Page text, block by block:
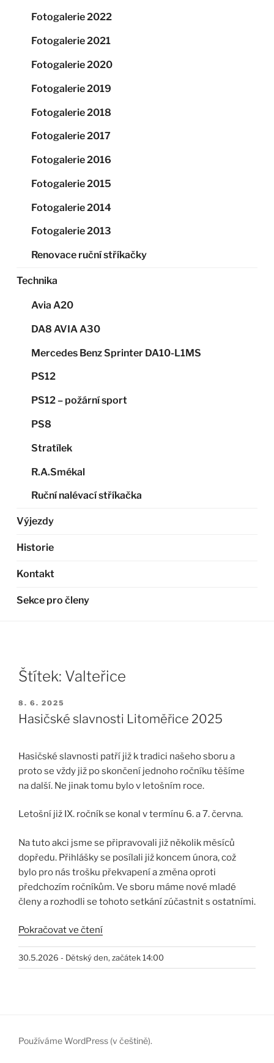
Fotogalerie 2022
Fotogalerie 2021
Fotogalerie 2020
Fotogalerie 2019
Fotogalerie 2018
Fotogalerie 2017
Fotogalerie 2016
Fotogalerie 2015
Fotogalerie 2014
Fotogalerie 2013
Renovace ruční stříkačky
Technika
Avia A20
DA8 AVIA A30
Mercedes Benz Sprinter DA10-L1MS
PS12
PS12 – požární sport
PS8
Stratílek
R.A.Smékal
Ruční nalévací stříkačka
Výjezdy
Historie
Kontakt
Sekce pro členy
Štítek: Valteřice
PUBLIKOVÁNO
8. 6. 2025
Hasičské slavnosti Litoměřice 2025
Hasičské slavnosti patří již k tradici našeho sboru a
proto se vždy již po skončení jednoho ročníku těšíme
na další. Ne jinak tomu bylo v letošním roce.
Letošní již IX. ročník se konal v termínu 6. a 7. června.
Na tuto akci jsme se připravovali již několik měsíců
dopředu. Přihlášky se posílali již koncem února, což
bylo pro nás trošku překvapení a změna oproti
předchozím ročníkům. Ve sboru máme nové mladé
členy a rozhodli se tohoto setkání zúčastnit s ostatními.
Pokračovat ve čtení„Hasičské
slavnosti
Litoměřice
30.5.2026 - Dětský den, začátek 14:00
Používáme WordPress (v češtině).